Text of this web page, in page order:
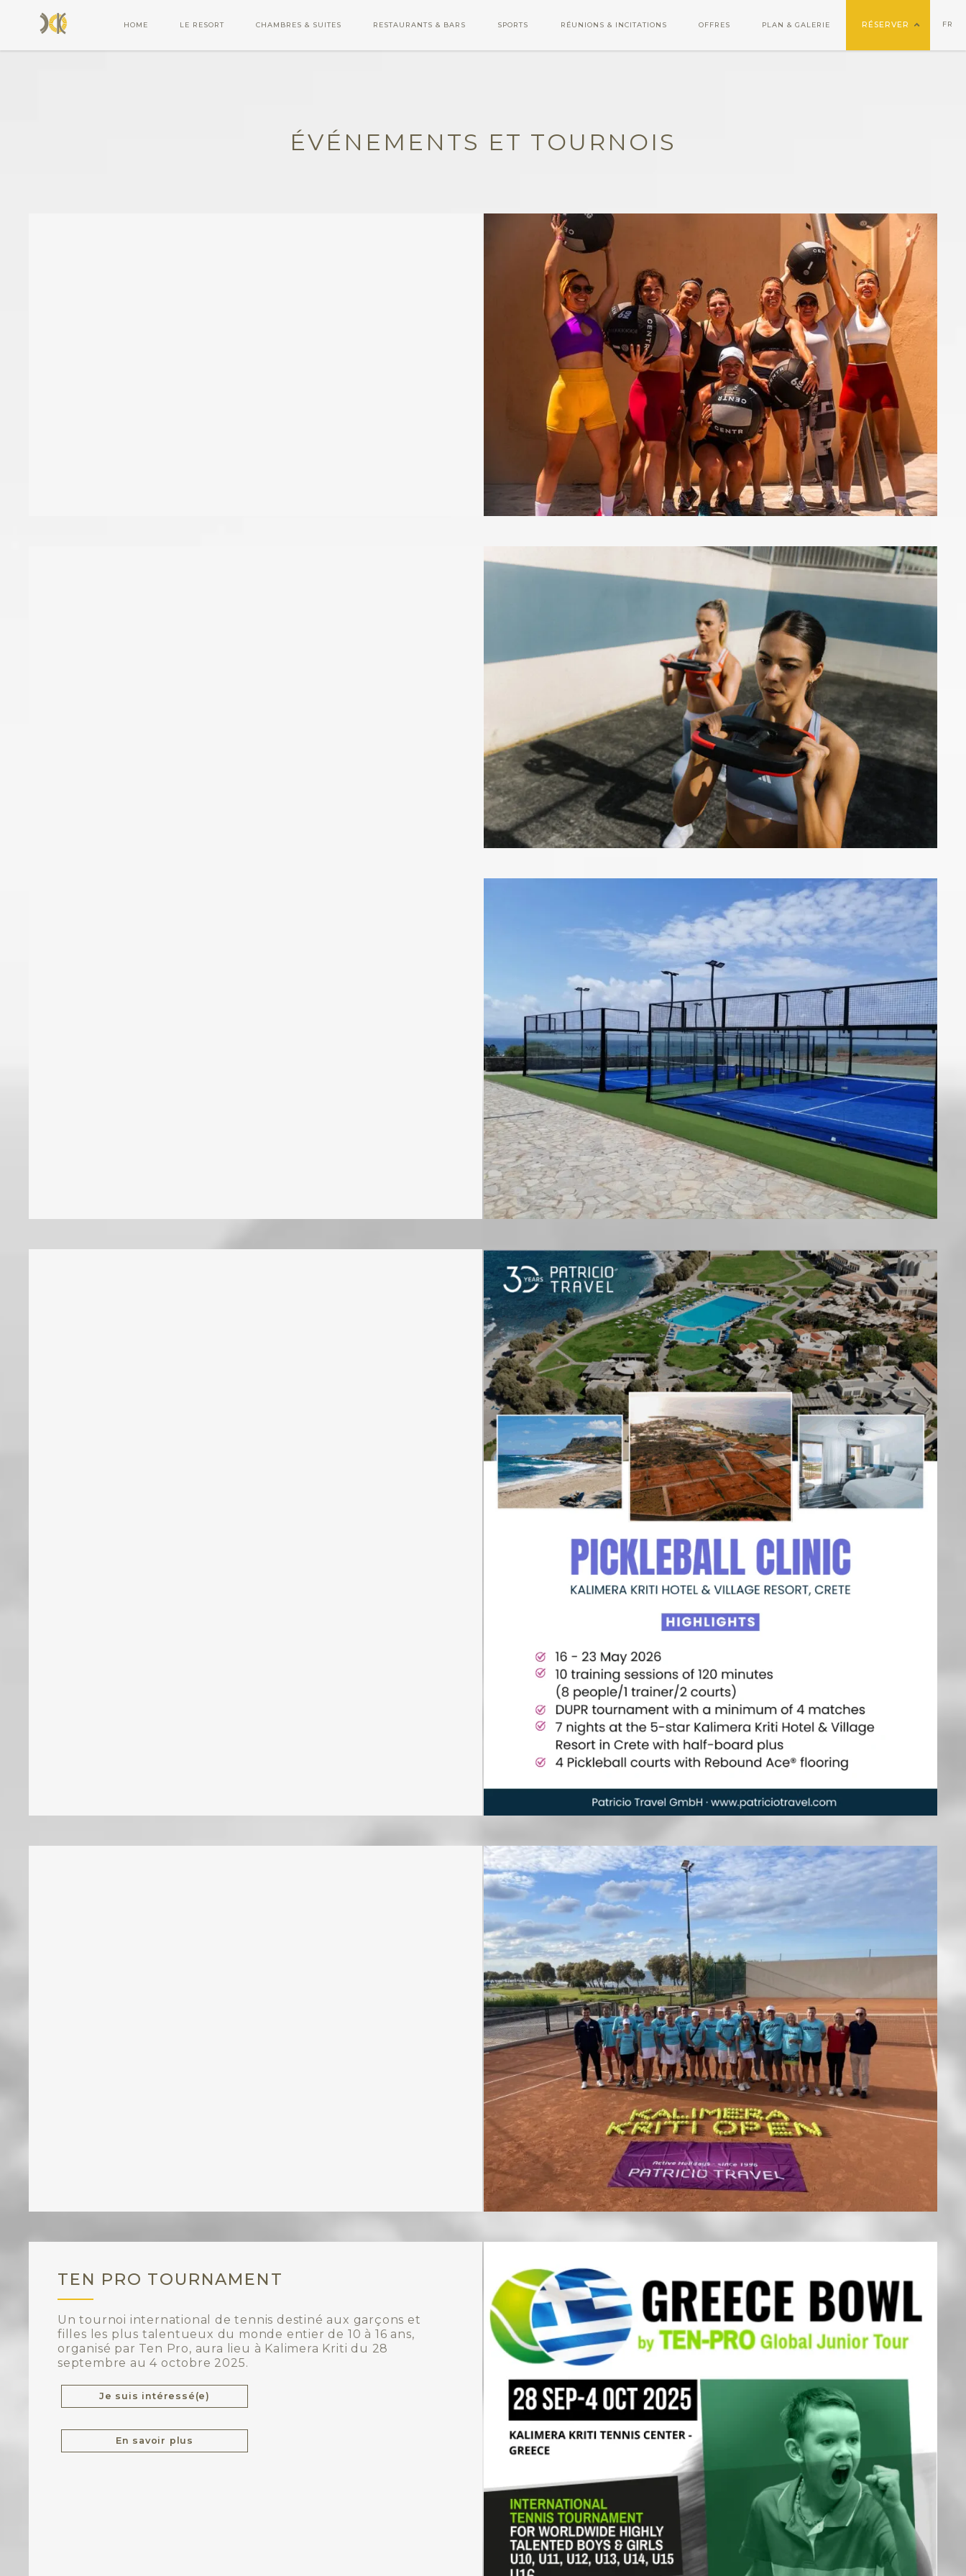
HOME LE RESORT CHAMBRES & SUITES RESTAURANTS & BARS SPORTS RÉUNIONS & INCITATIONS OFFRES PLAN & GALERIE RÉSERVER FR
ÉVÉNEMENTS ET TOURNOIS
TEN PRO TOURNAMENT
Un tournoi international de tennis destiné aux garçons et
filles les plus talentueux du monde entier de 10 à 16 ans,
organisé par Ten Pro, aura lieu à Kalimera Kriti du 28
septembre au 4 octobre 2025.
Je suis intéressé(e)
En savoir plus